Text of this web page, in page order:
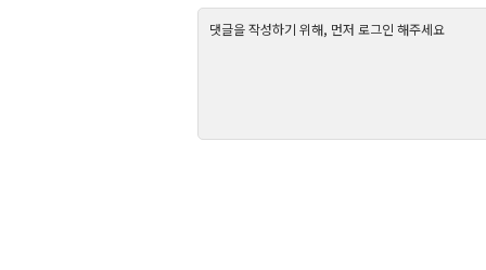
댓글을 작성하기 위해, 먼저 로그인 해주세요